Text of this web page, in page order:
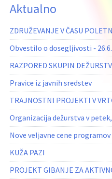
Aktualno
ZDRUŽEVANJE V ČASU
Obvestilo o dosegljivosti -
RAZPORED SKUPIN
Pravice iz javnih sredstev
TRAJNOSTNI PROJEKTI V
Organizacija dežurstva v petek,
Nove veljavne cene
KUŽA PAZI
PROJEKT GIBANJE ZA